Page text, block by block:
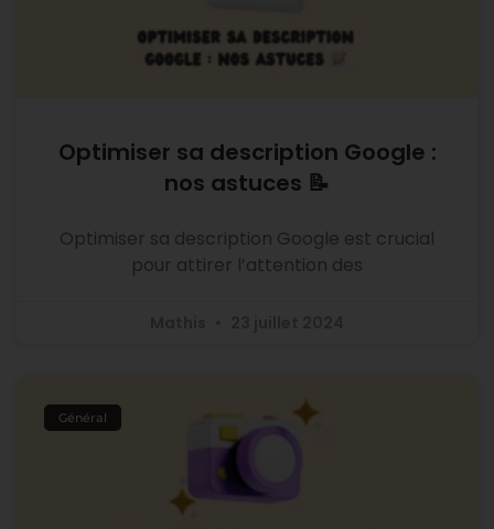
Optimiser sa description Google :
nos astuces 📝
Optimiser sa description Google est crucial
pour attirer l’attention des
Général